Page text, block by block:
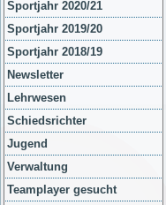
Sportjahr 2020/21
Sportjahr 2019/20
Sportjahr 2018/19
Newsletter
Lehrwesen
Schiedsrichter
Jugend
Verwaltung
Teamplayer gesucht